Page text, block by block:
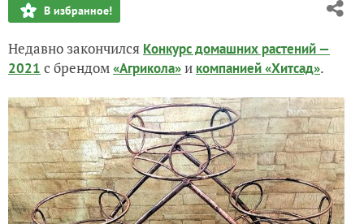
Приз за конкурс "Здоровье от природы"
В избранное!
Недавно закончился Конкурс домашних растений —
2021 с брендом«Агрикола»и компанией «Хитсад».